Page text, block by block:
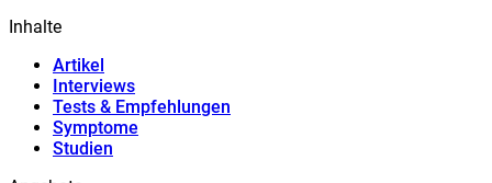
Inhalte
Artikel
Interviews
Tests & Empfehlungen
Symptome
Studien